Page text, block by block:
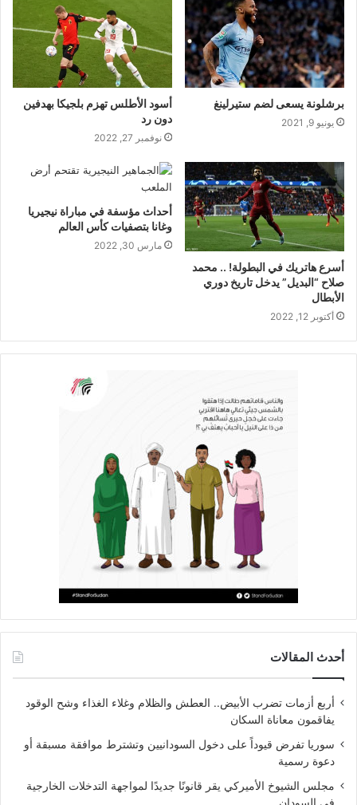
برشلونة يسعى لضم ستيرلينغ
يونيو 9, 2021
أسود الأطلس تهزم بلجيكا بهدفين
دون رد
نوفمبر 27, 2022
أسرع هاتريك في البطولة! .. محمد
صلاح “البديل” يدخل تاريخ دوري
الأبطال
أكتوبر 12, 2022
أحداث مؤسفة في مباراة نيجيريا
وغانا بتصفيات كأس العالم
مارس 30, 2022
أحدث المقالات
أربع أزمات تضرب الأبيض.. العطش والظلام وغلاء الغذاء وشح الوقود
يفاقمون معاناة السكان
سوريا تفرض قيوداً على دخول السودانيين وتشترط موافقة مسبقة أو
دعوة رسمية
مجلس الشيوخ الأميركي يقر قانونًا جديدًا لمواجهة التدخلات الخارجية